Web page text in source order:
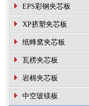
EPS彩钢夹芯板
XP挤塑夹芯板
纸蜂窝夹芯板
瓦楞夹芯板
岩棉夹芯板
中空玻镁板